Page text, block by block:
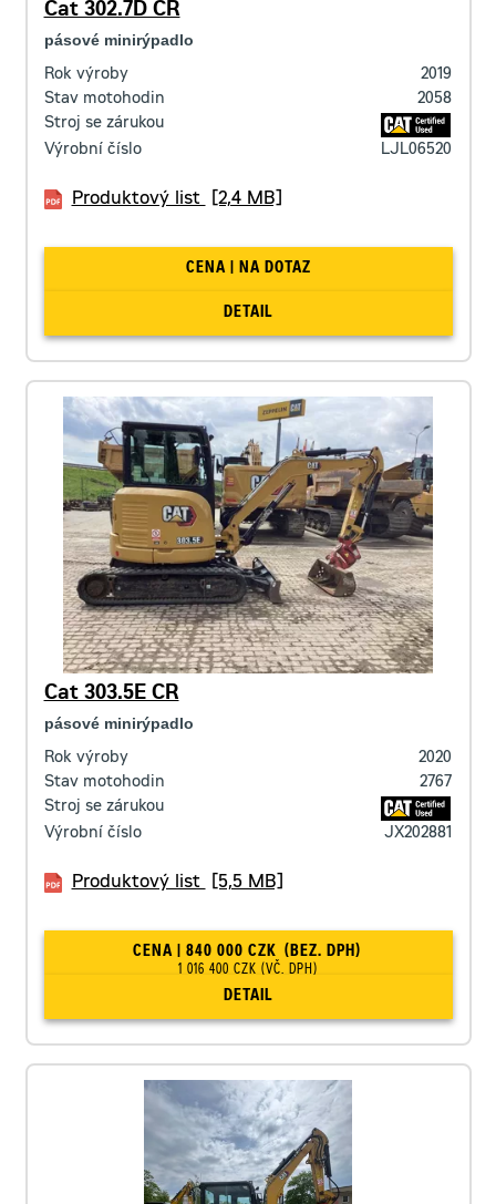
Cat 302.7D CR
pásové minirýpadlo
Rok výroby
2019
Stav motohodin
2058
Stroj se zárukou
Výrobní číslo
LJL06520
Produktový list [2,4 MB]
CENA | NA DOTAZ
DETAIL
Cat 303.5E CR
pásové minirýpadlo
Rok výroby
2020
Stav motohodin
2767
Stroj se zárukou
Výrobní číslo
JX202881
Produktový list [5,5 MB]
CENA | 840 000 CZK (BEZ. DPH)
1 016 400 CZK (VČ. DPH)
DETAIL